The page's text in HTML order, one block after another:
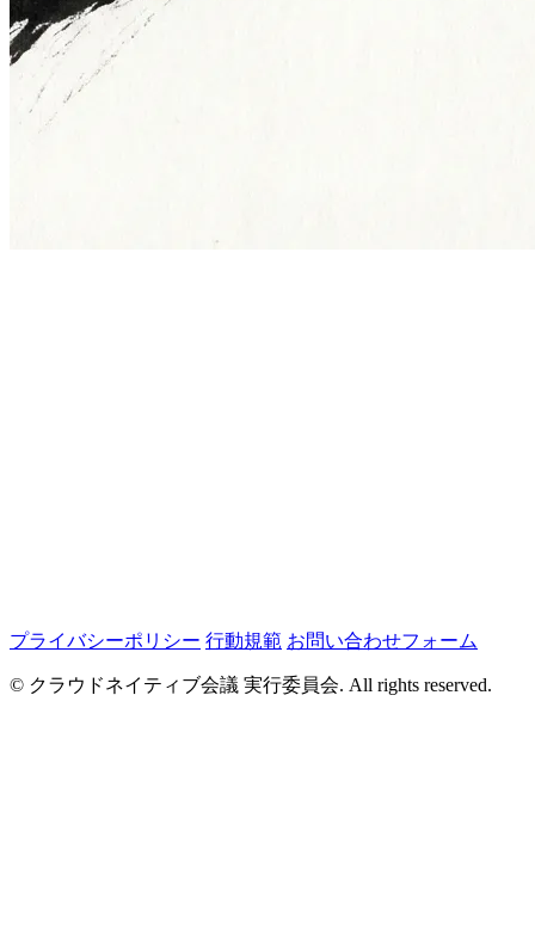
プライバシーポリシー 行動規範 お問い合わせフォーム
© クラウドネイティブ会議 実行委員会. All rights reserved.